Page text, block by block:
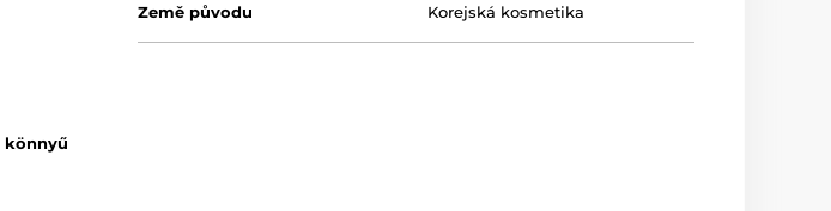
könnyű
Země původu Korejská kosmetika